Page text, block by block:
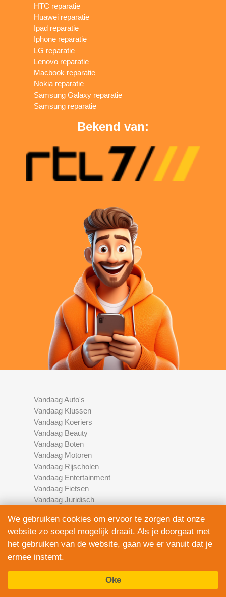
HTC reparatie
Huawei reparatie
Ipad reparatie
Iphone reparatie
LG reparatie
Lenovo reparatie
Macbook reparatie
Nokia reparatie
Samsung Galaxy reparatie
Samsung reparatie
Bekend van:
Vandaag Auto's
Vandaag Klussen
Vandaag Koeriers
Vandaag Beauty
Vandaag Boten
Vandaag Motoren
Vandaag Rijscholen
Vandaag Entertainment
Vandaag Fietsen
Vandaag Juridisch
Vandaag Schoonmaak
Vandaag Scooters
Vandaag Elektronica
Vandaag Financieel
Vandaag Fotografie
We gebruiken cookies om ervoor te zorgen dat onze
website zo soepel mogelijk draait. Als je doorgaat met
het gebruiken van de website, gaan we er vanuit dat je
ermee instemt.
Oke